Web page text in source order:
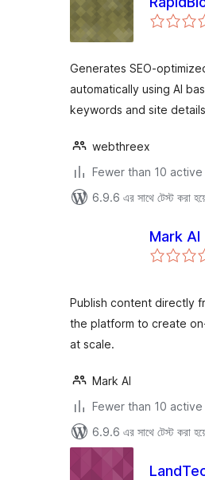
Generates SEO-
automatically using AI
keywords and site
webthreex
Fewer than 10 active
6.9.6 এর সাথে টেস্ট করা
Mark AI
Publish content directly
the platform to create
at scale.
Mark AI
Fewer than 10 active
6.9.6 এর সাথে টেস্ট করা